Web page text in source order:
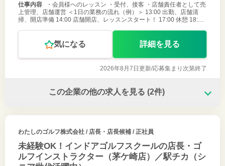
仕事内容
・会員様へのレッスン ・受付、接客 ・店舗責任者として売
上管理、店舗運営 ＜1日の業務の流れ（例）＞ 13:00 出勤、店舗清
掃、開店準備 14:00 店舗開店、レッスンスタート！ 17:00 休憩 18:00
気になる 詳細を見る
2026年8月7日更新/応募集まり次第終了
この企業の他の求人を見る (2件)
わたしのゴルフ株式会社/ 店長・店長候補 / 正社員
未経験OK！インドアゴルフスクールの店長・ゴ
ルフインストラクター（茅ケ崎店）／駅チカ（シ